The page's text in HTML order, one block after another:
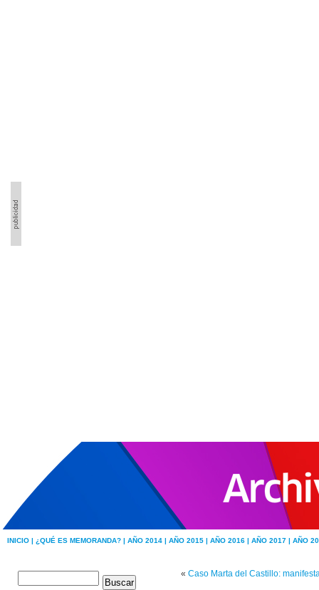
INICIO | ¿QUÉ ES MEMORANDA? | AÑO 2014 | AÑO 2015 | AÑO 2016 | AÑO 2017 | AÑO
« Caso Marta del Castillo: